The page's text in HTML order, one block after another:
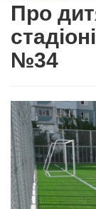
Про
№34